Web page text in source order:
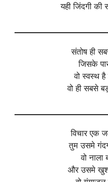
यही जिंदगी की
संतोष ही
जिसके
वो स्वस्थ
वो ही सबसे
विचार एक
तुम उसमे
वो नाला
और उसमे